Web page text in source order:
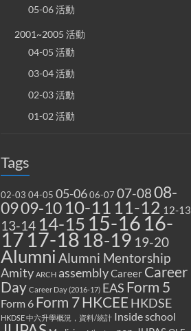
05-06 活動
2001~2005 活動
04-05 活動
03-04 活動
02-03 活動
01-02 活動
Tags
02-03 04-05 05-0606-07 07-0808-
0909-10 10-11 11-12 12-13
13-14 14-15 15-16 16-
17 17-18 18-19 19-20
Alumni Alumni Mentorship
Amity ARCH assemblyCareer Career
Day Career Day (2016-17) EAS Form 5
Form 6 Form 7HKCEE HKDSE
HKDSE 中六升學概況，資料/統計 Inside school